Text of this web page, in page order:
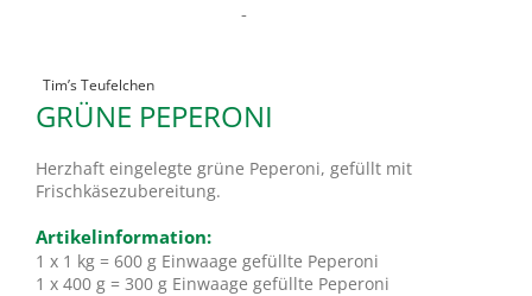
Tim’s Teufelchen
-
GRÜNE PEPERONI
Herzhaft eingelegte grüne Peperoni, gefüllt mit
Frischkäsezubereitung.
Artikelinformation:
1 x 1 kg = 600 g Einwaage gefüllte Peperoni
1 x 400 g = 300 g Einwaage gefüllte Peperoni